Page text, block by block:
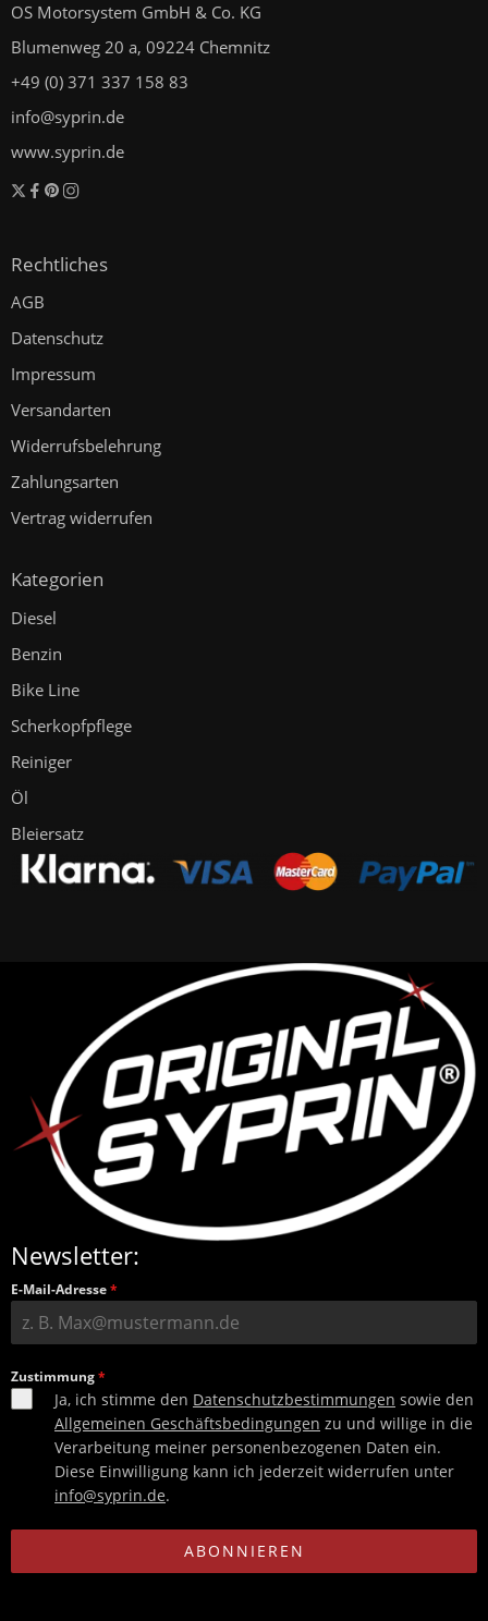
OS Motorsystem GmbH & Co. KG
Blumenweg 20 a, 09224 Chemnitz
+49 (0) 371 337 158 83
info@syprin.de
www.syprin.de
Rechtliches
AGB
Datenschutz
Impressum
Versandarten
Widerrufsbelehrung
Zahlungsarten
Vertrag widerrufen
Kategorien
Diesel
Benzin
Bike Line
Scherkopfpflege
Reiniger
Öl
Bleiersatz
Newsletter:
E-Mail-Adresse*
Zustimmung*
Ja, ich stimme den Datenschutzbestimmungen sowie den
Allgemeinen Geschäftsbedingungen zu und willige in die
Verarbeitung meiner personenbezogenen Daten ein.
Diese Einwilligung kann ich jederzeit widerrufen unter
info@syprin.de.
ABONNIEREN